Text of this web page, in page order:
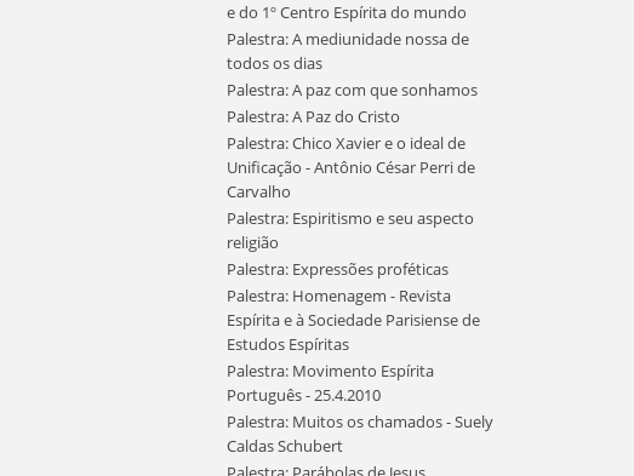
e do 1º Centro Espírita do mundo
Palestra: A mediunidade nossa de
todos os dias
Palestra: A paz com que sonhamos
Palestra: A Paz do Cristo
Palestra: Chico Xavier e o ideal de
Unificação - Antônio César Perri de
Carvalho
Palestra: Espiritismo e seu aspecto
religião
Palestra: Expressões proféticas
Palestra: Homenagem - Revista
Espírita e à Sociedade Parisiense de
Estudos Espíritas
Palestra: Movimento Espírita
Português - 25.4.2010
Palestra: Muitos os chamados - Suely
Caldas Schubert